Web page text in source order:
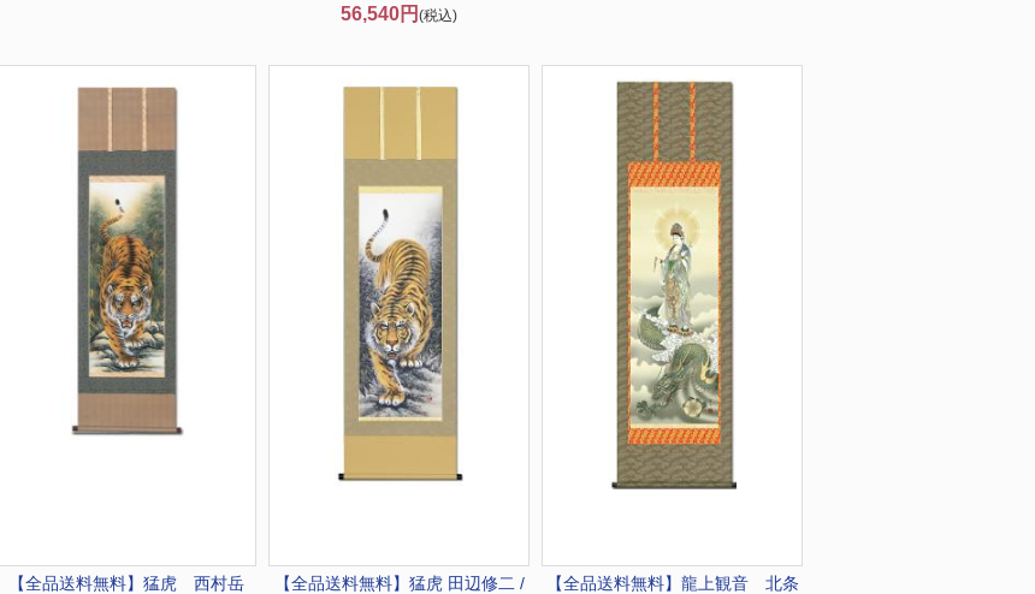
56,540円 (税込)
【全品送料無料】 猛虎 西村岳
【全品送料無料】 猛虎 田辺修二 /
【全品送料無料】 龍上観音 北条